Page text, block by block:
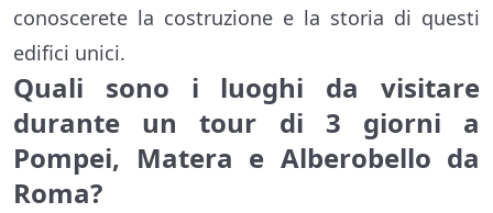
conoscerete la costruzione e la storia di questi
edifici unici.
Quali sono i luoghi da visitare
durante un tour di 3 giorni a
Pompei, Matera e Alberobello da
Roma?